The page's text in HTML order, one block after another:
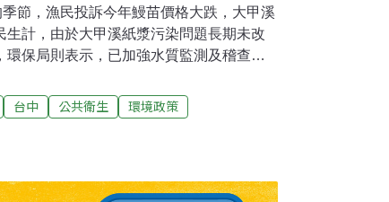
節，漁民投訴今年鰻苗價格大跌，大甲溪
生計，由於大甲溪紙漿污染問題長期未改
保局則表示，已加強水質監測及稽查，
上，造成網孔阻塞，甚至網架倒塌，漁
鰻苗，許多鰻苗卻已窒息死亡，造成漁
。但向環保局檢舉，環保人員竟說業者
包庇業者，業者才敢如此肆無忌憚地排放
台中 公共衛生
環境政策